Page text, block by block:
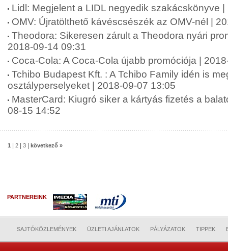
Lidl: Megjelent a LIDL negyedik szakácskönyve
OMV: Újratölthető kávéscsészék az OMV-nél |
Theodora: Sikeresen zárult a Theodora nyári
2018-09-14 09:31
Coca-Cola: A Coca-Cola újabb promóciója |
Tchibo Budapest Kft. : A Tchibo Family idén is
osztályperselyeket | 2018-09-07 13:05
MasterCard: Kiugró siker a kártyás fizetés a
08-15 14:52
1 2 3 következő »
PARTNEREINK
SAJTÓKÖZLEMÉNYEK ÜZLETI AJÁNLATOK PÁLYÁZATOK TIPPEK